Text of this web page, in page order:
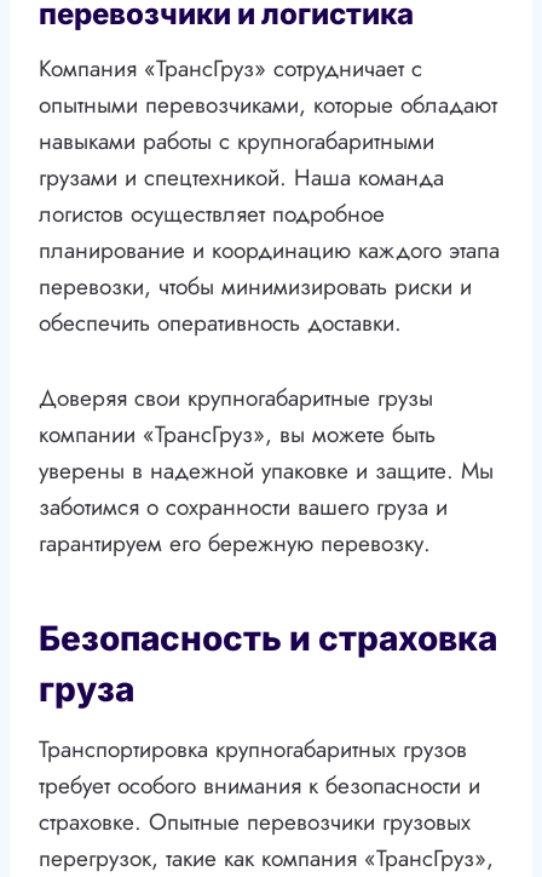
перевозчики и логистика
Компания «ТрансГруз» сотрудничает с
опытными перевозчиками, которые обладают
навыками работы с крупногабаритными
грузами и спецтехникой. Наша команда
логистов осуществляет подробное
планирование и координацию каждого этапа
перевозки, чтобы минимизировать риски и
обеспечить оперативность доставки.
Доверяя свои крупногабаритные грузы
компании «ТрансГруз», вы можете быть
уверены в надежной упаковке и защите. Мы
заботимся о сохранности вашего груза и
гарантируем его бережную перевозку.
Безопасность и страховка
груза
Транспортировка крупногабаритных грузов
требует особого внимания к безопасности и
страховке. Опытные перевозчики грузовых
перегрузок, такие как компания «ТрансГруз»,